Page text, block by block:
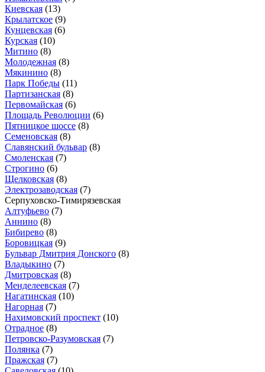
Киевская (13)
Крылатское (9)
Кунцевская (6)
Курская (10)
Митино (8)
Молодежная (8)
Мякинино (8)
Парк Победы (11)
Партизанская (8)
Первомайская (6)
Площадь Революции (6)
Пятницкое шоссе (8)
Семеновская (8)
Славянский бульвар (8)
Смоленская (7)
Строгино (6)
Щелковская (8)
Электрозаводская (7)
Серпуховско-Тимирязевская
Алтуфьево (7)
Аннино (8)
Бибирево (8)
Боровицкая (9)
Бульвар Дмитрия Донского (8)
Владыкино (7)
Дмитровская (8)
Менделеевская (7)
Нагатинская (10)
Нагорная (7)
Нахимовский проспект (10)
Отрадное (8)
Петровско-Разумовская (7)
Полянка (7)
Пражская (7)